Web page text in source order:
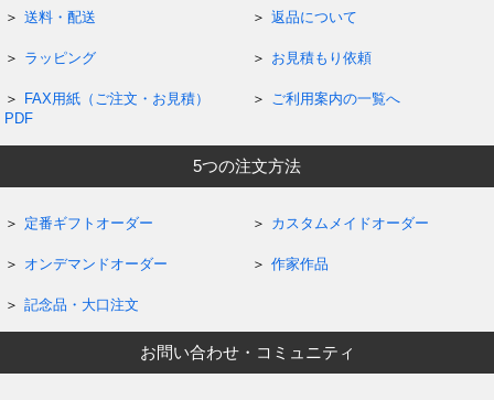
送料・配送 返品について
ラッピング お見積もり依頼
FAX用紙（ご注文・お見積）
PDF
ご利用案内の一覧へ
5つの注文方法
定番ギフトオーダー カスタムメイドオーダー
オンデマンドオーダー 作家作品
記念品・大口注文
お問い合わせ・コミュニティ